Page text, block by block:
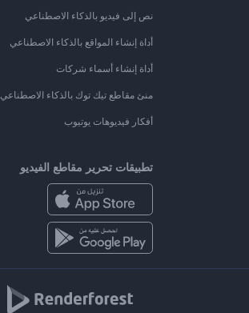
نص إلى فيديو بالذكاء الاصطناعي
أداة إنشاء المواقع بالذكاء الاصطناعي
أداة إنشاء أسماء شركات
منئ مقاطع تيك توك بالذكاء الاصطناعي
أفكار فيديوهات يوتيوب
تطبيقات تحرير مقاطع الفيديو